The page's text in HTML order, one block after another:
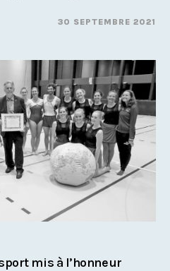
30 SEPTEMBRE 2021
mis à l’honneur